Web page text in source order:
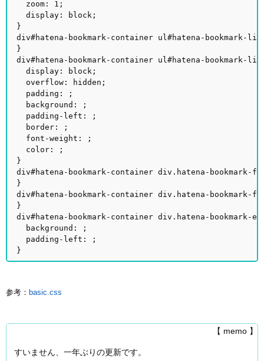
zoom: 1;
display: block;
}
div#hatena-bookmark-container ul#hatena-bookmark-list-
}
div#hatena-bookmark-container ul#hatena-bookmark-
display: block;
overflow: hidden;
padding: ;
background: ;
padding-left: ;
border: ;
font-weight: ;
color: ;
}
div#hatena-bookmark-container div.hatena-bookmark-
}
div#hatena-bookmark-container div.hatena-bookmark-
}
div#hatena-bookmark-container div.hatena-bookmark-
background: ;
padding-left: ;
}
参考： basic.css
【 memo 】
すいません、一年ぶりの更新です。